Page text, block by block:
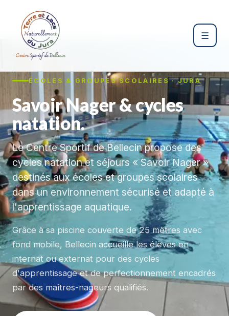
☰
ÉCOLES & GROUPES SCOLAIRES · JURA
Savoir Nager & cycles
natation.
Le Centre Sportif de Bellecin propose des
cycles natation et séjours « Savoir Nager »
destinés aux écoles et groupes scolaires
dans un environnement sécurisé et adapté à
l'apprentissage aquatique.
Grâce à sa piscine couverte de 25 mètres avec
fond mobile, Bellecin accueille les élèves en
internat ou externat pour des cycles
d'apprentissage et de perfectionnement encadrés
par des maîtres-nageurs qualifiés.